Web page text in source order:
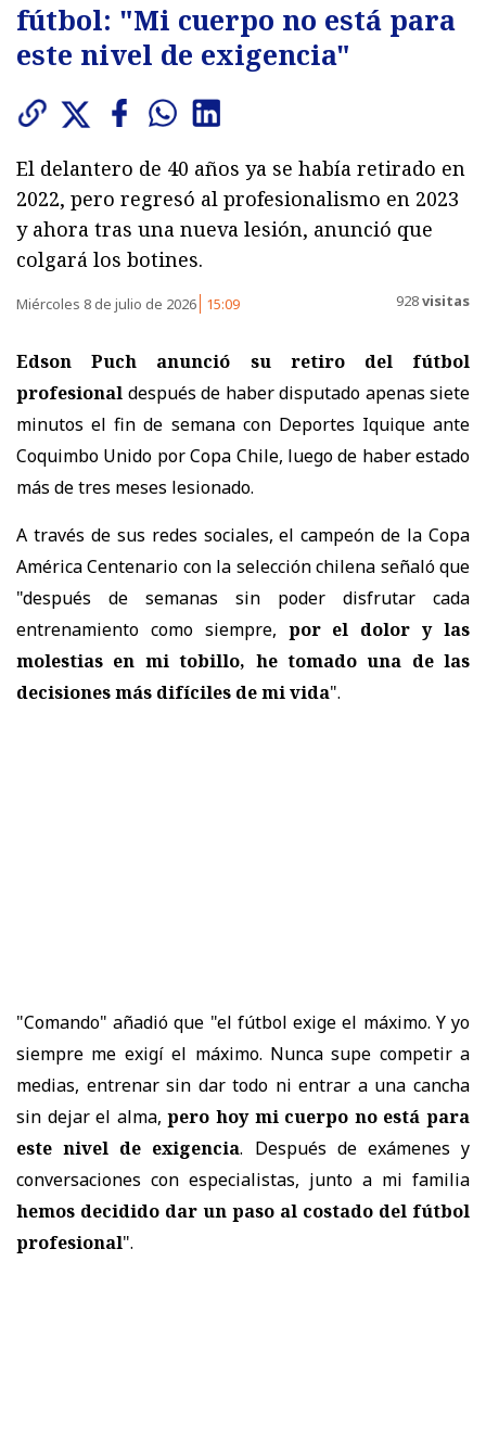
fútbol: "Mi cuerpo no está para
este nivel de exigencia"
El delantero de 40 años ya se había retirado en
2022, pero regresó al profesionalismo en 2023
y ahora tras una nueva lesión, anunció que
colgará los botines.
Miércoles 8 de julio de 2026 15:09 928visitas
Edson Puch anunció su retiro del fútbol
profesional después de haber disputado apenas siete
minutos el fin de semana con Deportes Iquique ante
Coquimbo Unido por Copa Chile, luego de haber estado
más de tres meses lesionado.
A través de sus redes sociales, el campeón de la Copa
América Centenario con la selección chilena señaló que
"después de semanas sin poder disfrutar cada
entrenamiento como siempre, por el dolor y las
molestias en mi tobillo, he tomado una de las
decisiones más difíciles de mi vida".
"Comando" añadió que "el fútbol exige el máximo. Y yo
siempre me exigí el máximo. Nunca supe competir a
medias, entrenar sin dar todo ni entrar a una cancha
sin dejar el alma,pero hoy mi cuerpo no está para
este nivel de exigencia. Después de exámenes y
conversaciones con especialistas, junto a mi familia
hemos decidido dar un paso al costado del fútbol
profesional".